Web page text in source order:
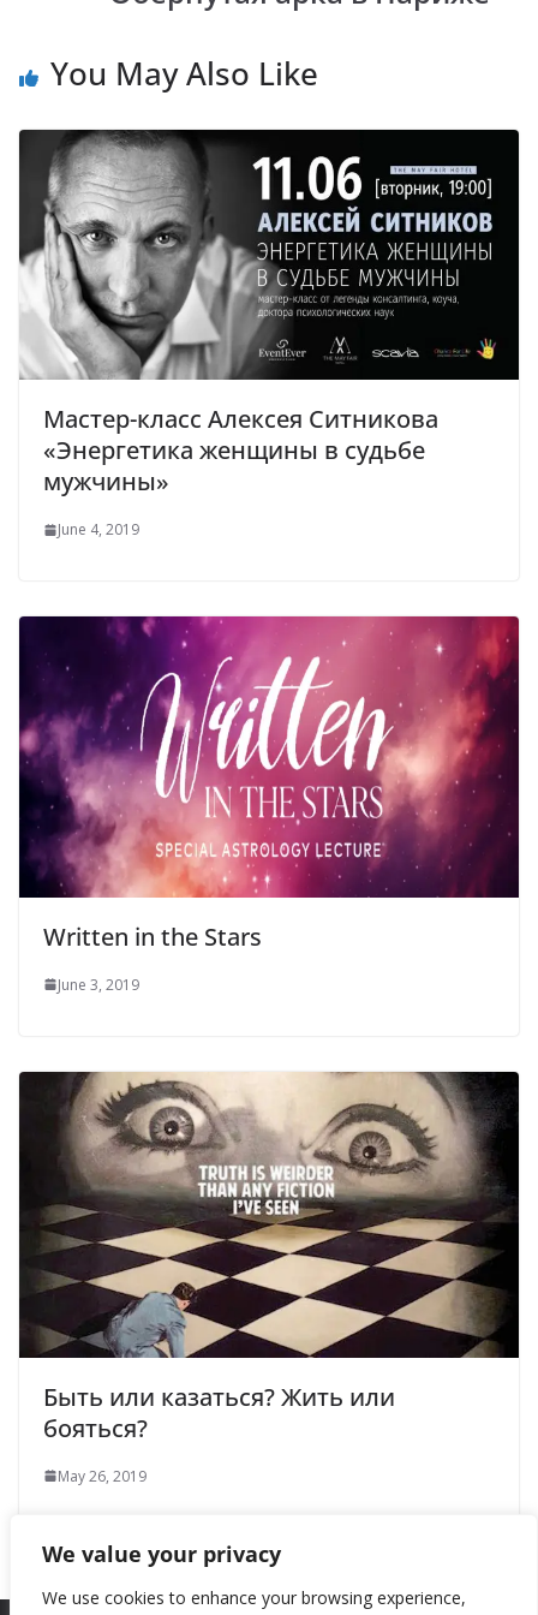
We value your privacy
We use cookies to enhance your browsing experience,
You May Also Like
Мастер-класс Алексея Ситникова
«Энергетика женщины в судьбе
мужчины»
June 4, 2019
Written in the Stars
June 3, 2019
Быть или казаться? Жить или
бояться?
May 26, 2019